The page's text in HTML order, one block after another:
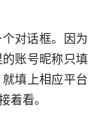
对话框。因为
账号昵称只填
填上相应平台
着看。